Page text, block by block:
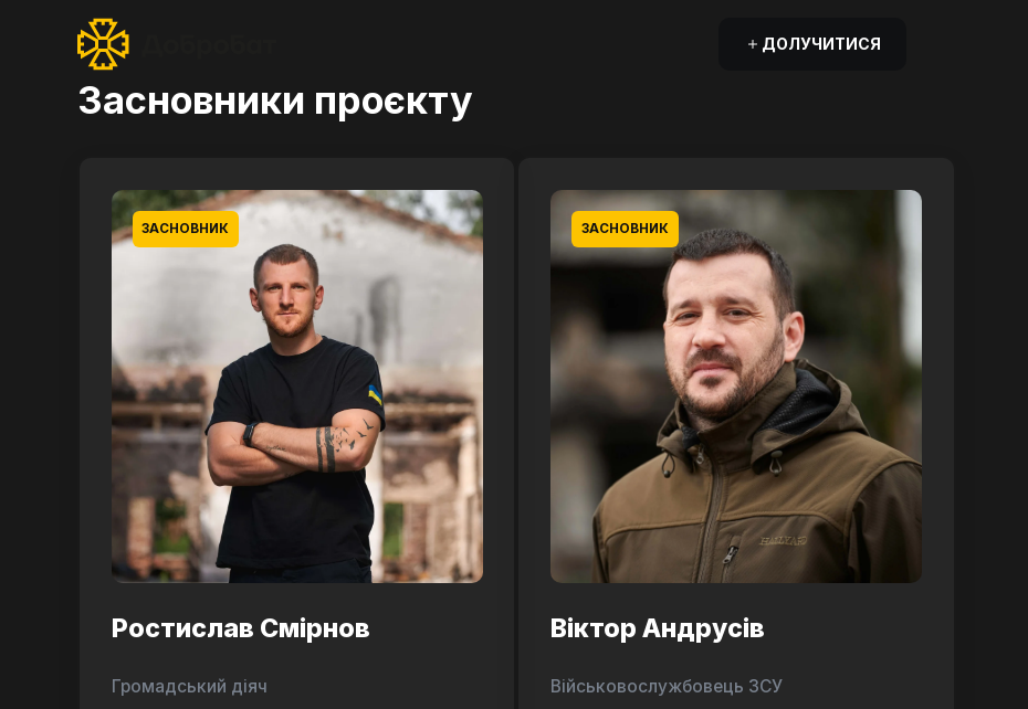
ДОЛУЧИТИСЯ
Засновники проєкту
ЗАСНОВНИК
Ростислав Смірнов
Громадський діяч
ЗАСНОВНИК
Віктор Андрусів
Військовослужбовець ЗСУ